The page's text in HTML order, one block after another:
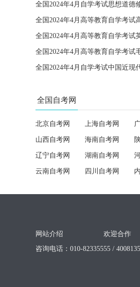
全国2024年4月自学考试思想道德
全国2024年4月高等教育自学考试
全国2024年4月高等教育自学考试
全国2024年4月自学考试中国近现
全国自考网
北京自考网 上海自考网
山西自考网 海南自考网
辽宁自考网 湖南自考网
云南自考网 四川自考网
网站介绍 欢迎合作
咨询电话：010-82335555 /